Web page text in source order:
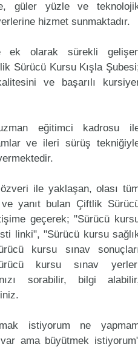
güler yüzle ve
hizmet sunmaktadır.
ek olarak sürekli
Sürücü Kursu Kışla
ve başarılı
eğitimci kadrosu
ve ileri sürüş
ile yaklaşan, olası
ve yanıt bulan Çiftlik
geçerek; "Sürücü
linki", "Sürücü kursu
kursu sınav
kursu sınav
sorabilir, bilgi
istiyorum ne
ama büyütmek